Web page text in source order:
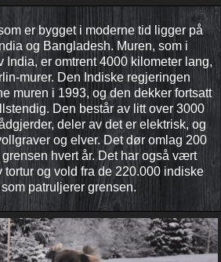
er bygget i moderne tid ligger på
og Bangladesh. Muren, som i
India, er omtrent 4000 kilometer lang,
murer. Den Indiske regjeringen
muren i 1993, og den dekker fortsatt
Den består av litt over 3000
deler av det er elektrisk, og
og elver. Det dør omlag 200
hvert år. Det har også vært
tortur og vold fra de 220.000 indiske
patruljerer grensen.